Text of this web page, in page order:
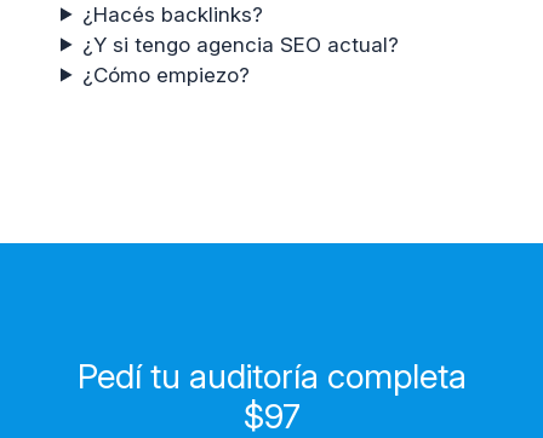
¿Hacés backlinks?
¿Y si tengo agencia SEO actual?
¿Cómo empiezo?
Pedí tu auditoría completa
$97